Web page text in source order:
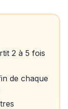
2 à 5 fois
de chaque